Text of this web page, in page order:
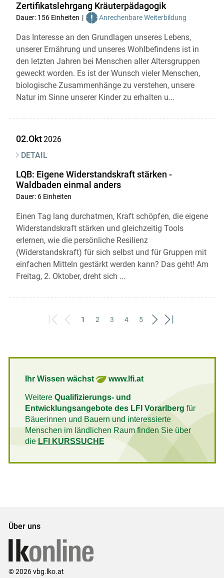
Zertifikatslehrgang Kräuterpädagogik
Dauer: 156 Einheiten Anrechenbare Weiterbildung
Das Interesse an den Grundlagen unseres Lebens,
unserer Ernährung und unseres Wohlbefindens ist in
den letzten Jahren bei Menschen aller Altersgruppen
geweckt worden. Es ist der Wunsch vieler Menschen,
biologische Zusammenhänge zu verstehen, unsere
Natur im Sinne unserer Kinder zu erhalten u...
02.Okt2026
DETAIL
LQB: Eigene Widerstandskraft stärken -
Waldbaden einmal anders
Dauer: 6 Einheiten
Einen Tag lang durchatmen, Kraft schöpfen, die eigene
Widerstandskraft stärken und gleichzeitig Tools
erlernen, wie die persönliche Resilienz
(Widerstandskraft) für sich selbst und für Gruppen mit
einfachen Mitteln gestärkt werden kann? Das geht! Am
Freitag, 2. Oktober, dreht sich ...
First Previous
1 2 3 4 5
Next Last
Ihr Wissen wächst www.lfi.at
Weitere Qualifizierungs- und
Entwicklungsangebote des LFI Vorarlberg für
Bäuerinnen und Bauern und interessierte
Menschen im ländlichen Raum finden Sie über
die LFI KURSSUCHE
Über uns
© 2026 vbg.lko.at